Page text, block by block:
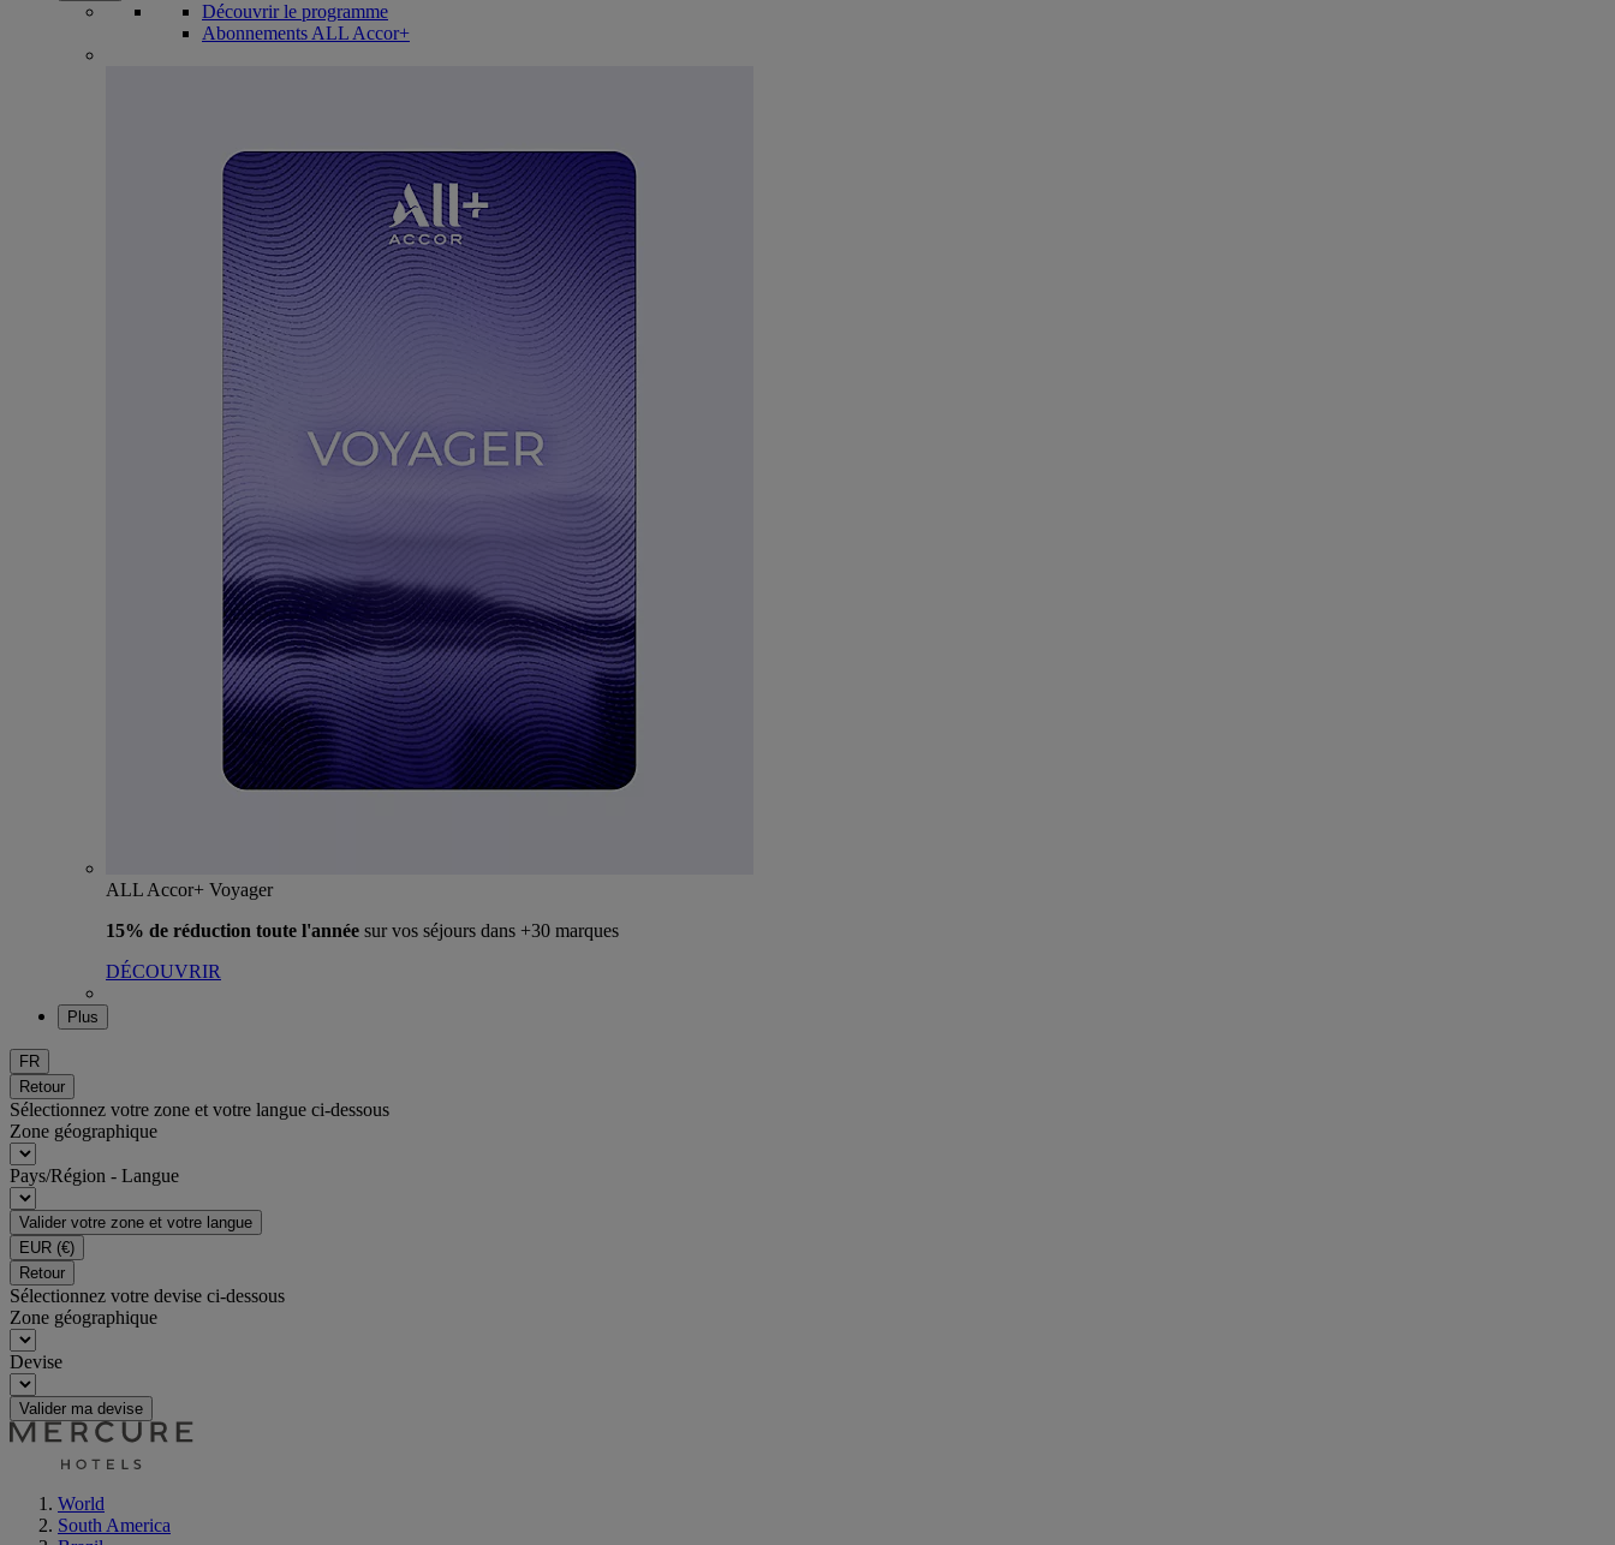
Découvrir le programme
Abonnements ALL Accor+
ALL Accor+ Voyager
15% de réduction toute l'année sur vos séjours dans +30 marques
DÉCOUVRIR
Plus
FR
Retour
Sélectionnez votre zone et votre langue ci-dessous
Zone géographique
Pays/Région - Langue
Valider votre zone et votre langue
EUR (€)
Retour
Sélectionnez votre devise ci-dessous
Zone géographique
Devise
Valider ma devise
World
South America